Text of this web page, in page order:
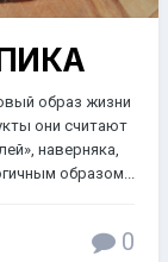
образ жизни
они считают
наверняка,
образом...
0